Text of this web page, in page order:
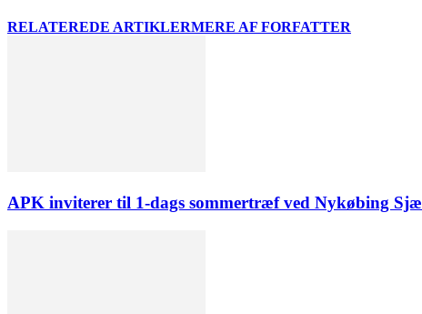
RELATEREDE ARTIKLERMERE AF FORFATTER
APK inviterer til 1-dags sommertræf ved Nykøbing